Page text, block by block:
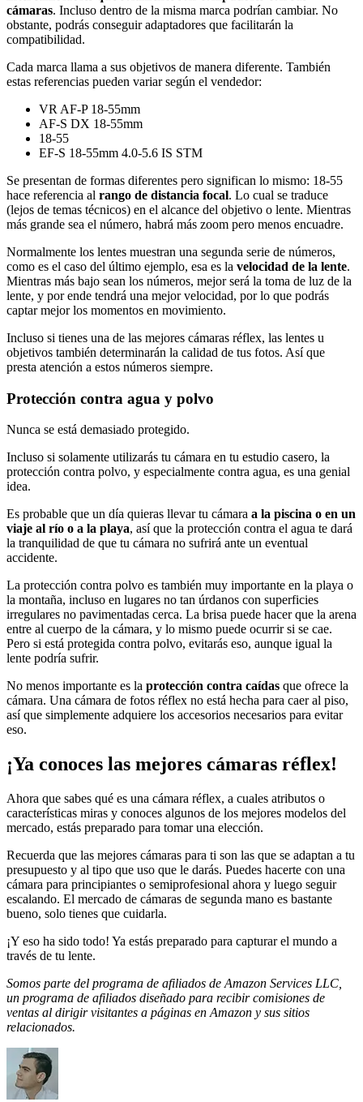
cámaras. Incluso dentro de la misma marca podrían cambiar. No
obstante, podrás conseguir adaptadores que facilitarán la
compatibilidad.
Cada marca llama a sus objetivos de manera diferente. También
estas referencias pueden variar según el vendedor:
VR AF-P 18-55mm
AF-S DX 18-55mm
18-55
EF-S 18-55mm 4.0-5.6 IS STM
Se presentan de formas diferentes pero significan lo mismo: 18-55
hace referencia al rango de distancia focal. Lo cual se traduce
(lejos de temas técnicos) en el alcance del objetivo o lente. Mientras
más grande sea el número, habrá más zoom pero menos encuadre.
Normalmente los lentes muestran una segunda serie de números,
como es el caso del último ejemplo, esa es la velocidad de la lente.
Mientras más bajo sean los números, mejor será la toma de luz de la
lente, y por ende tendrá una mejor velocidad, por lo que podrás
captar mejor los momentos en movimiento.
Incluso si tienes una de las mejores cámaras réflex, las lentes u
objetivos también determinarán la calidad de tus fotos. Así que
presta atención a estos números siempre.
Protección contra agua y polvo
Nunca se está demasiado protegido.
Incluso si solamente utilizarás tu cámara en tu estudio casero, la
protección contra polvo, y especialmente contra agua, es una genial
idea.
Es probable que un día quieras llevar tu cámara a la piscina o en un
viaje al río o a la playa, así que la protección contra el agua te dará
la tranquilidad de que tu cámara no sufrirá ante un eventual
accidente.
La protección contra polvo es también muy importante en la playa o
la montaña, incluso en lugares no tan úrdanos con superficies
irregulares no pavimentadas cerca. La brisa puede hacer que la arena
entre al cuerpo de la cámara, y lo mismo puede ocurrir si se cae.
Pero si está protegida contra polvo, evitarás eso, aunque igual la
lente podría sufrir.
No menos importante es la protección contra caídas que ofrece la
cámara. Una cámara de fotos réflex no está hecha para caer al piso,
así que simplemente adquiere los accesorios necesarios para evitar
eso.
¡Ya conoces las mejores cámaras réflex!
Ahora que sabes qué es una cámara réflex, a cuales atributos o
características miras y conoces algunos de los mejores modelos del
mercado, estás preparado para tomar una elección.
Recuerda que las mejores cámaras para ti son las que se adaptan a tu
presupuesto y al tipo que uso que le darás. Puedes hacerte con una
cámara para principiantes o semiprofesional ahora y luego seguir
escalando. El mercado de cámaras de segunda mano es bastante
bueno, solo tienes que cuidarla.
¡Y eso ha sido todo! Ya estás preparado para capturar el mundo a
través de tu lente.
Somos parte del programa de afiliados de Amazon Services LLC,
un programa de afiliados diseñado para recibir comisiones de
ventas al dirigir visitantes a páginas en Amazon y sus sitios
relacionados.